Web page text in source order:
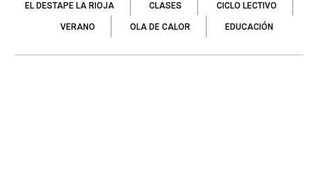
EL DESTAPE LA RIOJA CLASES CICLO LECTIVO
VERANO OLA DE CALOR EDUCACIÓN